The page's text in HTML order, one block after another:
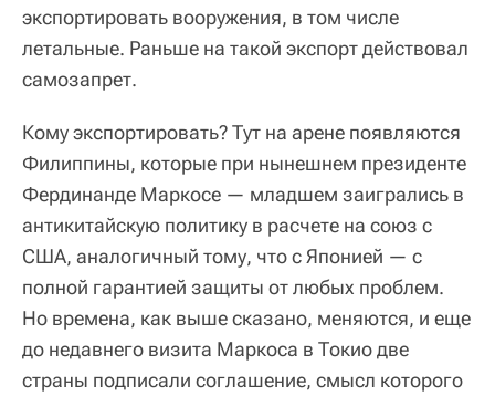
экспортировать вооружения, в том числе
летальные. Раньше на такой экспорт действовал
самозапрет.
Кому экспортировать? Тут на арене появляются
Филиппины, которые при нынешнем президенте
Фердинанде Маркосе — младшем заигрались в
антикитайскую политику в расчете на союз с
США, аналогичный тому, что с Японией — с
полной гарантией защиты от любых проблем.
Но времена, как выше сказано, меняются, и еще
до недавнего визита Маркоса в Токио две
страны подписали соглашение, смысл которого